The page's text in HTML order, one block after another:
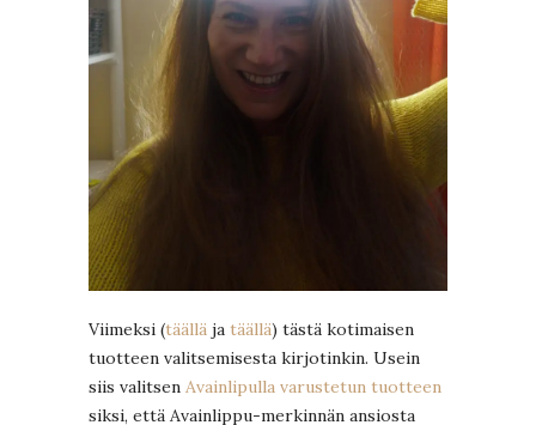
Viimeksi (täällä ja täällä) tästä kotimaisen
tuotteen valitsemisesta kirjotinkin. Usein
siis valitsen Avainlipulla varustetun tuotteen
siksi, että Avainlippu-merkinnän ansiosta